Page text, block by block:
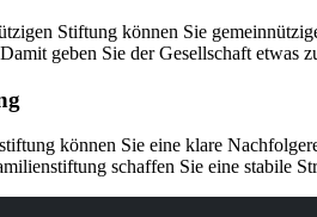
Stiftung können Sie
geben Sie der Gesellschaft etwas
können Sie eine klare
schaffen Sie eine stabile